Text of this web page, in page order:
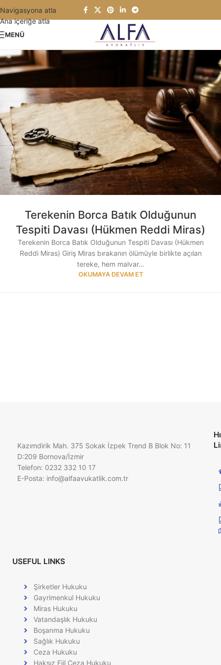
Navigasyona atla
Ana içeriğe atla
MENÜ
Terekenin Borca Batık Olduğunun
Tespiti Davası (Hükmen Reddi Miras)
Terekenin Borca Batık Olduğunun Tespiti Davası (Hükmen
Reddi Miras) Giriş Miras bırakanın ölümüyle birlikte açılan
tereke, hem malvar...
OKUMAYA DEVAM ET
Kazımdirik Mah. 375 Sokak İzpek Trend B Blok No: 11
D:209 Bornova/İzmir
Telefon: 0232 332 10 17
E-Posta: info@alfaavukatlik.com.tr
USEFUL LINKS
Şirketler Hukuku
Gayrimenkul Hukuku
Miras Hukuku
Vatandaşlık Hukuku
Boşanma Hukuku
Sağlık Hukuku
Ceza Hukuku
Haksız Fiil Ceza Hukuku